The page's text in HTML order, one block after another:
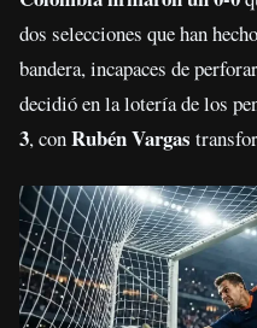
dos selecciones que han
bandera, incapaces de
decidió en la lotería de los
3, conRubén Vargas